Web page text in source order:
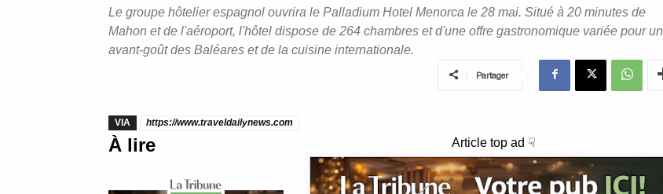
Le groupe hôtelier espagnol ouvrira le Palladium Hotel Menorca le 28 mai. Situé à 20 minutes de
Mahon et de l'aéroport, l'hôtel dispose de 264 chambres et d'une offre gastronomique variée pour un
avant-goût des Baléares et de la cuisine internationale.
Partager
VIA https://www.traveldailynews.com
À lire Article top ad ☟